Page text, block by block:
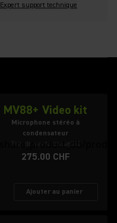
Expert support technique
MV88+ Video kit
Microphone stéréo à
condensateur
Prix de vente conseillé
275.00 CHF
Ajouter au panier